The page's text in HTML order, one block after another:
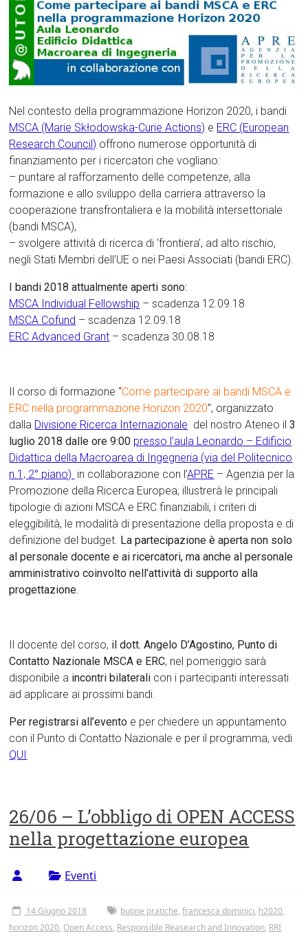
Nel contesto della programmazione Horizon 2020, i bandi
MSCA (Marie Skłodowska-Curie Actions) e ERC (European
Research Council) offrono numerose opportunità di
finanziamento per i ricercatori che vogliano:
– puntare al rafforzamento delle competenze, alla
formazione e allo sviluppo della carriera attraverso la
cooperazione transfrontaliera e la mobilità intersettoriale
(bandi MSCA),
– svolgere attività di ricerca di ‘frontiera’, ad alto rischio,
negli Stati Membri dell’UE o nei Paesi Associati (bandi ERC).
I bandi 2018 attualmente aperti sono:
MSCA Individual Fellowship – scadenza 12.09.18
MSCA Cofund – scadenza 12.09.18
ERC Advanced Grant – scadenza 30.08.18
Il corso di formazione “Come partecipare ai bandi MSCA e
ERC nella programmazione Horizon 2020”, organizzato
dalla Divisione Ricerca Internazionale del nostro Ateneo il3
luglio 2018 dalle ore 9:00 presso l’aula Leonardo – Edificio
Didattica della Macroarea di Ingegneria (via del Politecnico
n.1, 2° piano) in collaborazione con l’APRE – Agenzia per la
Promozione della Ricerca Europea, illustrerà le principali
tipologie di azioni MSCA e ERC finanziabili, i criteri di
eleggibilità, le modalità di presentazione della proposta e di
definizione del budget. La partecipazione è aperta non solo
al personale docente e ai ricercatori, ma anche al personale
amministrativo coinvolto nell’attività di supporto alla
progettazione.
Il docente del corso, il dott. Angelo D’Agostino, Punto di
Contatto Nazionale MSCA e ERC, nel pomeriggio sarà
disponibile a incontri bilaterali con i partecipanti interessati
ad applicare ai prossimi bandi.
Per registrarsi all’evento e per chiedere un appuntamento
con il Punto di Contatto Nazionale e per il programma, vedi
QUI
26/06 – L’obbligo di OPEN ACCESS
nella progettazione europea
Eventi
14 Giugno 2018 buone pratiche,francesca dominici, h2020,
horizon 2020, Open Access, Responsible Reasearch and Innovation, RRI